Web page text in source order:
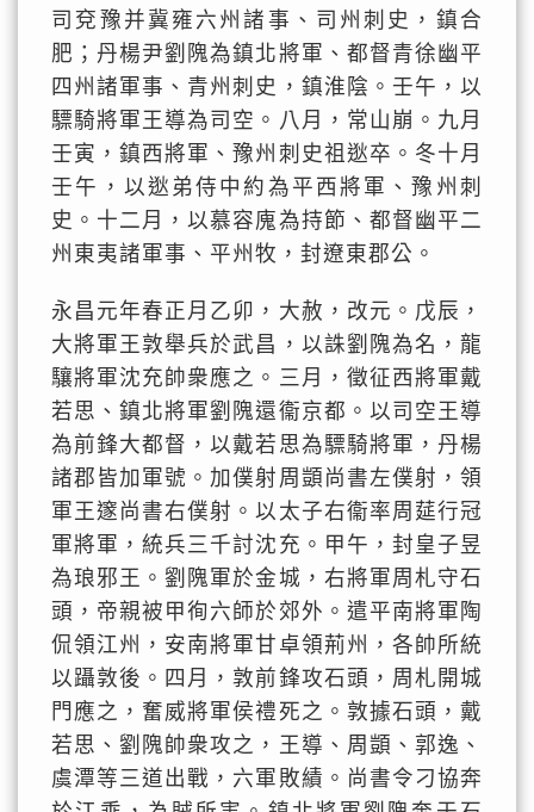
司兗豫并冀雍六州諸事、司州刺史，鎮合
肥；丹楊尹劉隗為鎮北將軍、都督青徐幽平
四州諸軍事、青州刺史，鎮淮陰。壬午，以
驃騎將軍王導為司空。八月，常山崩。九月
壬寅，鎮西將軍、豫州刺史祖逖卒。冬十月
壬午，以逖弟侍中約為平西將軍、豫州刺
史。十二月，以慕容廆為持節、都督幽平二
州東夷諸軍事、平州牧，封遼東郡公。
永昌元年春正月乙卯，大赦，改元。戊辰，
大將軍王敦舉兵於武昌，以誅劉隗為名，龍
驤將軍沈充帥衆應之。三月，徵征西將軍戴
若思、鎮北將軍劉隗還衞京都。以司空王導
為前鋒大都督，以戴若思為驃騎將軍，丹楊
諸郡皆加軍號。加僕射周顗尚書左僕射，領
軍王邃尚書右僕射。以太子右衞率周莚行冠
軍將軍，統兵三千討沈充。甲午，封皇子昱
為琅邪王。劉隗軍於金城，右將軍周札守石
頭，帝親被甲徇六師於郊外。遣平南將軍陶
侃領江州，安南將軍甘卓領荊州，各帥所統
以躡敦後。四月，敦前鋒攻石頭，周札開城
門應之，奮威將軍侯禮死之。敦據石頭，戴
若思、劉隗帥衆攻之，王導、周顗、郭逸、
虞潭等三道出戰，六軍敗績。尚書令刁協奔